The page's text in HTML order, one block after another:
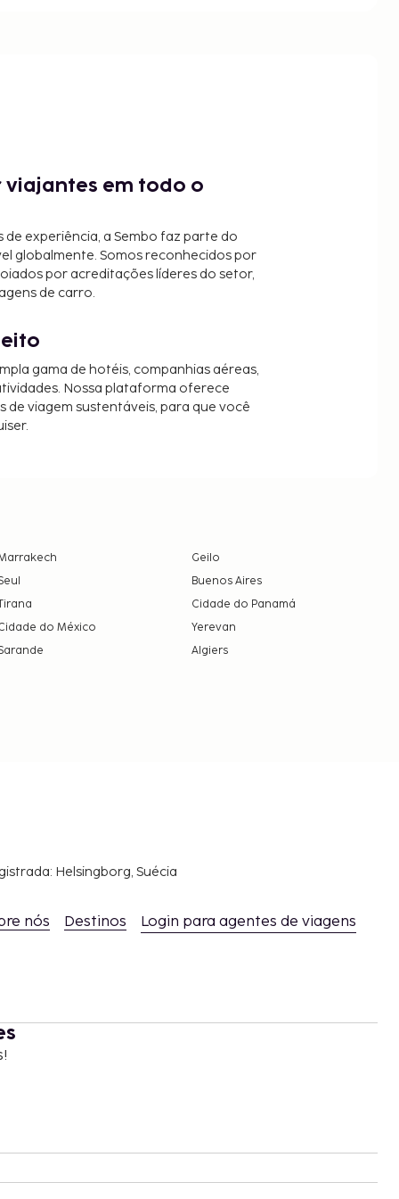
viajantes em todo o
de experiência, a Sembo faz parte do
globalmente. Somos reconhecidos por
por acreditações líderes do setor,
de carro.
gama de hotéis, companhias aéreas,
Nossa plataforma oferece
de viagem sustentáveis, para que você
Geilo
Buenos Aires
Cidade do Panamá
do México
Yerevan
Algiers
Helsingborg, Suécia
nós Destinos Login para agentes de viagens